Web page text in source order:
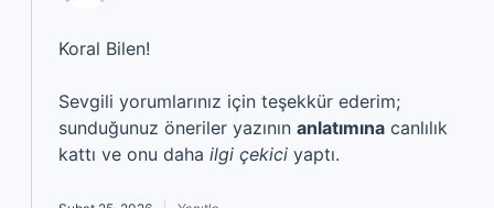
Koral Bilen!
Sevgili yorumlarınız için teşekkür ederim;
sunduğunuz öneriler yazının anlatımına canlılık
kattı ve onu daha ilgi çekici yaptı.